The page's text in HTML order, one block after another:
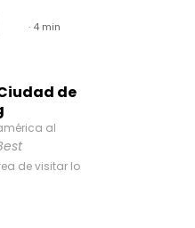
· 4 min
de
al
de visitar lo